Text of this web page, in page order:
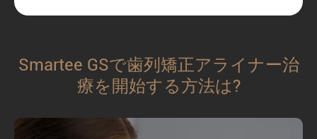
Smartee GSで歯列矯正アライナー治
療を開始する方法は?